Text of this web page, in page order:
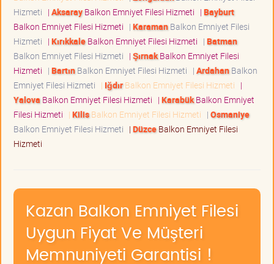
Hizmeti | AksarayBalkon Emniyet Filesi Hizmeti | Bayburt
Balkon Emniyet Filesi Hizmeti | KaramanBalkon Emniyet Filesi
Hizmeti | KırıkkaleBalkon Emniyet Filesi Hizmeti | Batman
Balkon Emniyet Filesi Hizmeti | ŞırnakBalkon Emniyet Filesi
Hizmeti | BartınBalkon Emniyet Filesi Hizmeti | ArdahanBalkon
Emniyet Filesi Hizmeti | IğdırBalkon Emniyet Filesi Hizmeti |
Yalova Balkon Emniyet Filesi Hizmeti | KarabükBalkon Emniyet
Filesi Hizmeti | KilisBalkon Emniyet Filesi Hizmeti | Osmaniye
Balkon Emniyet Filesi Hizmeti | DüzceBalkon Emniyet Filesi
Hizmeti
Kazan Balkon Emniyet Filesi
Uygun Fiyat Ve Müşteri
Memnuniyeti Garantisi !